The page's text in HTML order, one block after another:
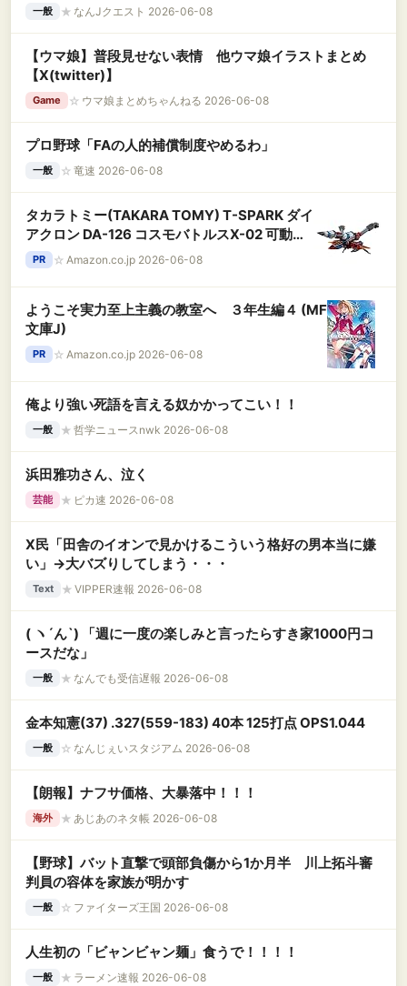
一般 ★ なんJクエスト 2026-06-08
【ウマ娘】普段見せない表情 他ウマ娘イラストまとめ
【X(twitter)】
Game ☆ ウマ娘まとめちゃんねる 2026-06-08
プロ野球「FAの人的補償制度やめるわ」
一般 ☆ 竜速 2026-06-08
タカラトミー(TAKARA TOMY) T-SPARK ダイ
アクロン DA-126 コスモバトルスX-02 可動フ
ィギュア
PR ☆ Amazon.co.jp 2026-06-08
ようこそ実力至上主義の教室へ ３年生編４ (MF
文庫J)
PR ☆ Amazon.co.jp 2026-06-08
俺より強い死語を言える奴かかってこい！！
一般 ★ 哲学ニュースnwk 2026-06-08
浜田雅功さん、泣く
芸能 ★ ピカ速 2026-06-08
X民「田舎のイオンで見かけるこういう格好の男本当に嫌
い」→大バズりしてしまう・・・
Text ★ VIPPER速報 2026-06-08
( ヽ´ん`) 「週に一度の楽しみと言ったらすき家1000円コ
ースだな」
一般 ★ なんでも受信遅報 2026-06-08
金本知憲(37) .327(559-183) 40本 125打点 OPS1.044
一般 ☆ なんじぇいスタジアム 2026-06-08
【朗報】ナフサ価格、大暴落中！！！
海外 ★ あじあのネタ帳 2026-06-08
【野球】バット直撃で頭部負傷から1か月半 川上拓斗審
判員の容体を家族が明かす
一般 ☆ ファイターズ王国 2026-06-08
人生初の「ビャンビャン麺」食うで！！！！
一般 ★ ラーメン速報 2026-06-08